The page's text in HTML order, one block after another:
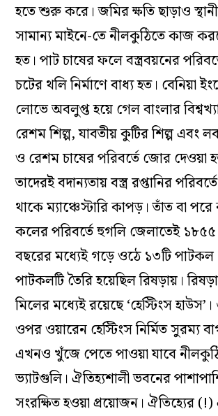
হতে শুরু করে। জমির ক্ষতি ছাড়াও
সামান্য মাইনে-তে নীলকুঠিতে কাজ
হত। পাট চাষের ফলে বস্ত্রবয়নের
চটের থলি নির্মাণে বাধ্য হত। বেনিয়া
লোভে অবলুপ্ত হয়ে গেল বাংলার
রেশম শিল্প, যাবতীয় কুটির শিল্প এবং
ও রেশম চাষের পরিবর্তে জোর দেওয়া
তাদেরই বদান্যতায় বস্ত্র রপ্তানির
থাকে ম্যাঞ্চেস্টারি কাপড়। তাঁত বা
কলের পরিবর্তে হুগলি জেলাতেই
বছরের মধ্যেই গড়ে ওঠে ১৩টি
পাটকলটি তৈরি হয়েছিল রিষড়ায়।
মিলের মধ্যেই রয়েছে ‘হেস্টিংস
ওপর ওয়ারেন হেস্টিংস নির্মিত সুরম্য
এখনও খুঁজে পেতে পাওয়া যাবে
ভ্যাটগুলি। ঐতিহ্যশালী ভবনের
সংরক্ষিত হওয়া প্রয়োজন। ঐতিহ্যের